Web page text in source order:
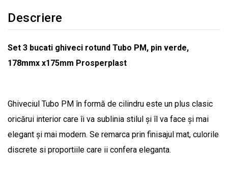
Descriere
Set 3 bucati ghiveci rotund Tubo PM, pin verde,
178mmx x175mm Prosperplast
Ghiveciul Tubo PM în formă de cilindru este un plus clasic
oricărui interior care îi va sublinia stilul și îl va face și mai
elegant și mai modern. Se remarca prin finisajul mat, culorile
discrete si proportiile care ii confera eleganta.